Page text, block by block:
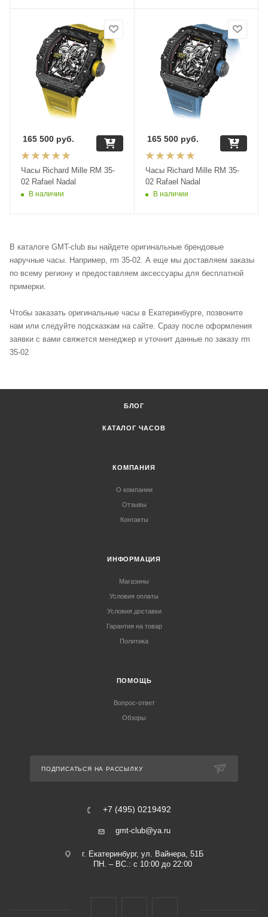
Часы Richard Mille RM 35-
02 Rafael Nadal
В наличии
165 500 руб.
Часы Richard Mille RM 35-
02 Rafael Nadal
В наличии
165 500руб.
В каталоге GMT-club вы найдете оригинальные брендовые
наручные часы. Например, rm 35-02. А еще мы доставляем заказы
по всему региону и предоставляем аксессуары для бесплатной
примерки.
Чтобы заказать оригинальные часы в Екатеринбурге, позвоните
нам или следуйте подсказкам на сайте. Сразу после оформления
заявки с вами свяжется менеджер и уточнит данные по заказу rm
35-02
БЛОГ
КАТАЛОГ ЧАСОВ
КОМПАНИЯ
О компании
Отзывы
Контакты
ИНФОРМАЦИЯ
Магазины
Условия оплаты
Условия доставки
Гарантия на товар
Политика
ПОМОЩЬ
Вопрос-ответ
Обзоры
ПОДПИСАТЬСЯ НА РАССЫЛКУ
+7 (495) 0219492
gmt-club@ya.ru
г. Екатеринбург, ул. Вайнера, 51Б
ПН. – ВС.: с 10:00 до 22:00